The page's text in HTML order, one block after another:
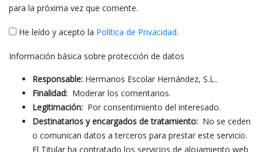
para la próxima vez que comente.
He leído y acepto la Política de Privacidad.
Información básica sobre protección de datos
Responsable: Hermanos Escolar Hernández, S.L..
Finalidad: Moderar los comentarios.
Legitimación: Por consentimiento del interesado.
Destinatarios y encargados de tratamiento: No se ceden
o comunican datos a terceros para prestar este servicio.
El Titular ha contratado los servicios de alojamiento web